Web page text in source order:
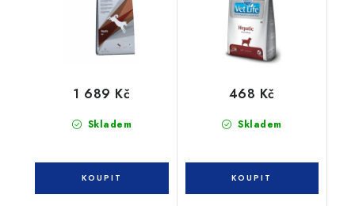
Skladem
1 689 Kč
Skladem
468 Kč